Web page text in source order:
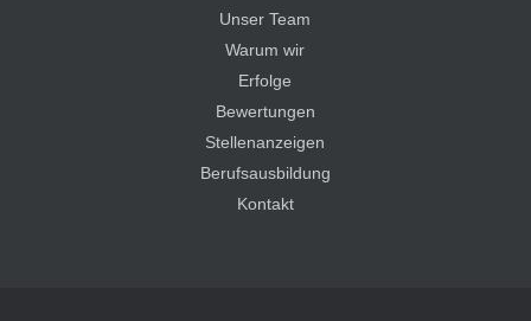
Unser Team
Warum wir
Erfolge
Bewertungen
Stellenanzeigen
Berufsausbildung
Kontakt